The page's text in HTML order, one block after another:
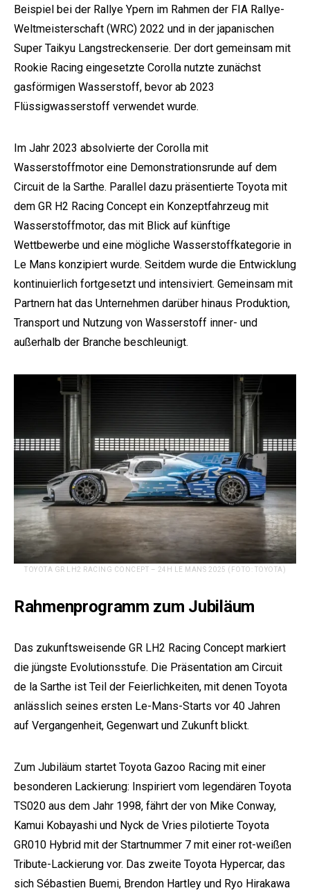
Beispiel bei der Rallye Ypern im Rahmen der FIA Rallye-
Weltmeisterschaft (WRC) 2022 und in der japanischen
Super Taikyu Langstreckenserie. Der dort gemeinsam mit
Rookie Racing eingesetzte Corolla nutzte zunächst
gasförmigen Wasserstoff, bevor ab 2023
Flüssigwasserstoff verwendet wurde.
Im Jahr 2023 absolvierte der Corolla mit
Wasserstoffmotor eine Demonstrationsrunde auf dem
Circuit de la Sarthe. Parallel dazu präsentierte Toyota mit
dem GR H2 Racing Concept ein Konzeptfahrzeug mit
Wasserstoffmotor, das mit Blick auf künftige
Wettbewerbe und eine mögliche Wasserstoffkategorie in
Le Mans konzipiert wurde. Seitdem wurde die Entwicklung
kontinuierlich fortgesetzt und intensiviert. Gemeinsam mit
Partnern hat das Unternehmen darüber hinaus Produktion,
Transport und Nutzung von Wasserstoff inner- und
außerhalb der Branche beschleunigt.
TOYOTA GR LH2 RACING CONCEPT – 24H LE MANS 2025 (FOTO: TOYOTA)
Rahmenprogramm zum Jubiläum
Das zukunftsweisende GR LH2 Racing Concept markiert
die jüngste Evolutionsstufe. Die Präsentation am Circuit
de la Sarthe ist Teil der Feierlichkeiten, mit denen Toyota
anlässlich seines ersten Le-Mans-Starts vor 40 Jahren
auf Vergangenheit, Gegenwart und Zukunft blickt.
Zum Jubiläum startet Toyota Gazoo Racing mit einer
besonderen Lackierung: Inspiriert vom legendären Toyota
TS020 aus dem Jahr 1998, fährt der von Mike Conway,
Kamui Kobayashi und Nyck de Vries pilotierte Toyota
GR010 Hybrid mit der Startnummer 7 mit einer rot-weißen
Tribute-Lackierung vor. Das zweite Toyota Hypercar, das
sich Sébastien Buemi, Brendon Hartley und Ryo Hirakawa